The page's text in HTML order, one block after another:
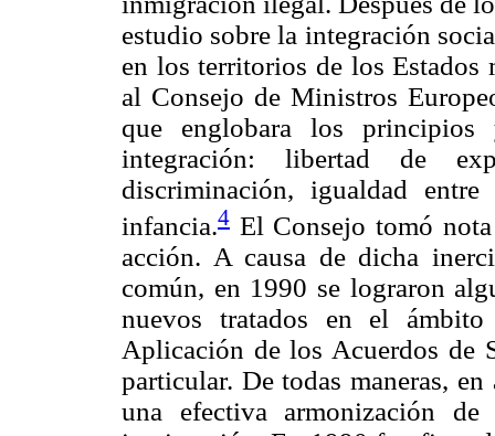
estudio sobre la integración
en los territorios de los Estados
al Consejo de Ministros
que englobara los
integración: libertad de
discriminación, igualdad
infancia.4 El Consejo tomó
acción. A causa de dicha
común, en 1990 se lograron
nuevos tratados en el ámbito
Aplicación de los Acuerdos de
particular. De todas maneras,
una efectiva armonización